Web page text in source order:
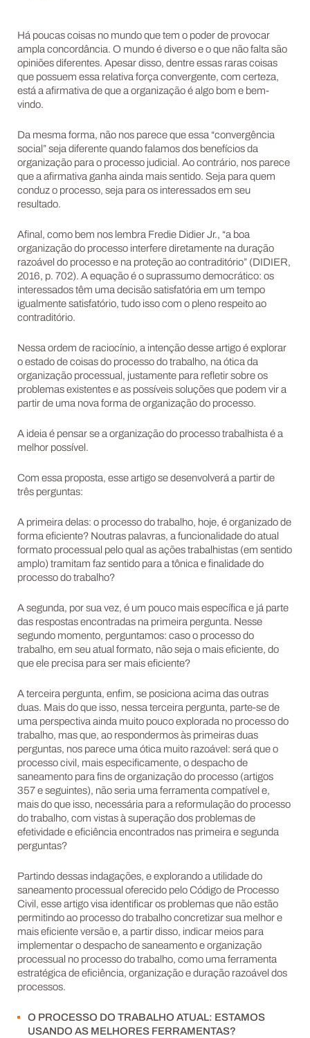
Há poucas coisas no mundo que tem o poder de provocar
ampla concordância. O mundo é diverso e o que não falta são
opiniões diferentes. Apesar disso, dentre essas raras coisas
que possuem essa relativa força convergente, com certeza,
está a afirmativa de que a organização é algo bom e bem-
vindo.
Da mesma forma, não nos parece que essa “convergência
social” seja diferente quando falamos dos benefícios da
organização para o processo judicial. Ao contrário, nos parece
que a afirmativa ganha ainda mais sentido. Seja para quem
conduz o processo, seja para os interessados em seu
resultado.
Afinal, como bem nos lembra Fredie Didier Jr., “a boa
organização do processo interfere diretamente na duração
razoável do processo e na proteção ao contraditório” (DIDIER,
2016, p. 702). A equação é o suprassumo democrático: os
interessados têm uma decisão satisfatória em um tempo
igualmente satisfatório, tudo isso com o pleno respeito ao
contraditório.
Nessa ordem de raciocínio, a intenção desse artigo é explorar
o estado de coisas do processo do trabalho, na ótica da
organização processual, justamente para refletir sobre os
problemas existentes e as possíveis soluções que podem vir a
partir de uma nova forma de organização do processo.
A ideia é pensar se a organização do processo trabalhista é a
melhor possível.
Com essa proposta, esse artigo se desenvolverá a partir de
três perguntas:
A primeira delas: o processo do trabalho, hoje, é organizado de
forma eficiente? Noutras palavras, a funcionalidade do atual
formato processual pelo qual as ações trabalhistas (em sentido
amplo) tramitam faz sentido para a tônica e finalidade do
processo do trabalho?
A segunda, por sua vez, é um pouco mais específica e já parte
das respostas encontradas na primeira pergunta. Nesse
segundo momento, perguntamos: caso o processo do
trabalho, em seu atual formato, não seja o mais eficiente, do
que ele precisa para ser mais eficiente?
A terceira pergunta, enfim, se posiciona acima das outras
duas. Mais do que isso, nessa terceira pergunta, parte-se de
uma perspectiva ainda muito pouco explorada no processo do
trabalho, mas que, ao respondermos às primeiras duas
perguntas, nos parece uma ótica muito razoável: será que o
processo civil, mais especificamente, o despacho de
saneamento para fins de organização do processo (artigos
357 e seguintes), não seria uma ferramenta compatível e,
mais do que isso, necessária para a reformulação do processo
do trabalho, com vistas à superação dos problemas de
efetividade e eficiência encontrados nas primeira e segunda
perguntas?
Partindo dessas indagações, e explorando a utilidade do
saneamento processual oferecido pelo Código de Processo
Civil, esse artigo visa identificar os problemas que não estão
permitindo ao processo do trabalho concretizar sua melhor e
mais eficiente versão e, a partir disso, indicar meios para
implementar o despacho de saneamento e organização
processual no processo do trabalho, como uma ferramenta
estratégica de eficiência, organização e duração razoável dos
processos.
O PROCESSO DO TRABALHO ATUAL: ESTAMOS
USANDO AS MELHORES FERRAMENTAS?